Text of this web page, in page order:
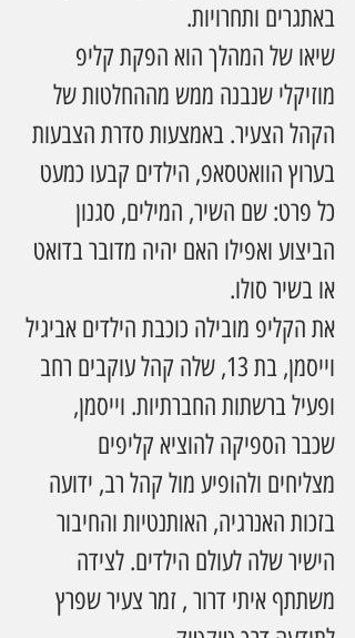
באתגרים ותחרויות.
שיאו של המהלך הוא הפקת קליפ
מוזיקלי שנבנה ממש מההחלטות של
הקהל הצעיר. באמצעות סדרת הצבעות
בערוץ הוואטסאפ, הילדים קבעו כמעט
כל פרט: שם השיר, המילים, סגנון
הביצוע ואפילו האם יהיה מדובר בדואט
או בשיר סולו.
את הקליפ מובילה כוכבת הילדים אביגיל
וייסמן, בת 13, שלה קהל עוקבים רחב
ופעיל ברשתות החברתיות. וייסמן,
שכבר הספיקה להוציא קליפים
מצליחים ולהופיע מול קהל רב, ידועה
בזכות האנרגיה, האותנטיות והחיבור
הישיר שלה לעולם הילדים. לצידה
משתתף איתי דרור , זמר צעיר שפרץ